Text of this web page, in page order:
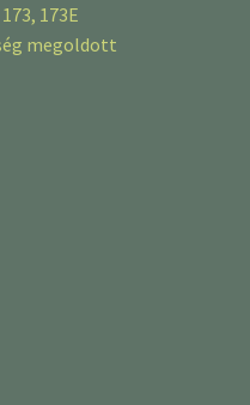
173E
megoldott